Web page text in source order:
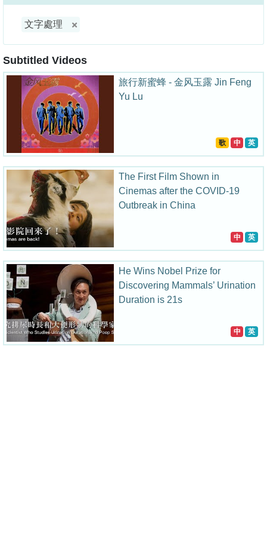
文字處理
Subtitled Videos
旅行新蜜蜂 - 金风玉露 Jin Feng
Yu Lu
歌 中 英
The First Film Shown in
Cinemas after the COVID-19
Outbreak in China
中 英
He Wins Nobel Prize for
Discovering Mammals’ Urination
Duration is 21s
中 英